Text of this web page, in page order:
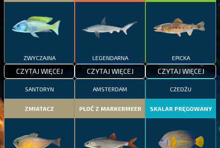
ZWYCZAJNA
CZYTAJ WIĘCEJ
LEGENDARNA
CZYTAJ WIĘCEJ
EPICKA
CZYTAJ WIĘCEJ
SANTORYN
ZMIATACZ
AMSTERDAM
PŁOĆ Z MARKERMEER
CZEDŻU
SKALAR PRĘGOWANY